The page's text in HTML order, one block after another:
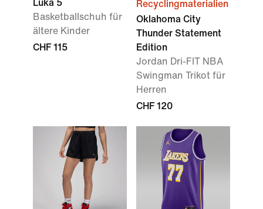
Luka 5
Basketballschuh für
ältere Kinder
CHF 115
Recyclingmaterialien
Oklahoma City
Thunder Statement
Edition
Jordan Dri-FIT NBA
Swingman Trikot für
Herren
CHF 120